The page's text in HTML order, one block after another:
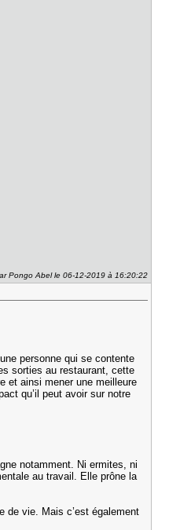
Pongo Abel le 06-12-2019 à 16:20:22
personne qui se contente
sorties au restaurant, cette
et ainsi mener une meilleure
qu’il peut avoir sur notre
notamment. Ni ermites, ni
au travail. Elle prône la
de vie. Mais c’est également